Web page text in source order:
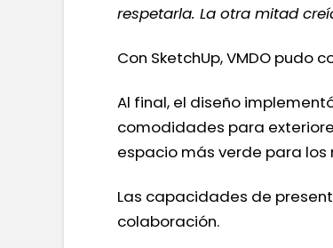
respetarla. La otra mitad
Con SketchUp, VMDO
Al final, el diseño
comodidades para
espacio más verde para los
Las capacidades de
colaboración.